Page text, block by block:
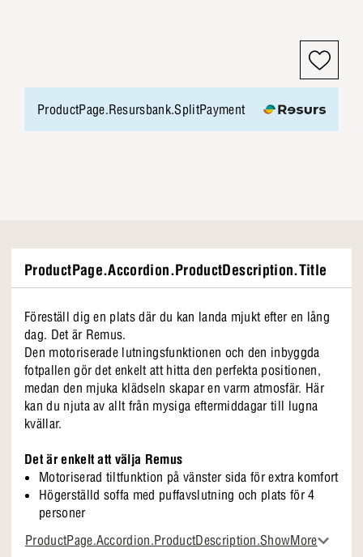
ProductPage.Resursbank.SplitPayment
ProductPage.Accordion.ProductDescription.Title
Föreställ dig en plats där du kan landa mjukt efter en lång
dag. Det är Remus.
Den motoriserade lutningsfunktionen och den inbyggda
fotpallen gör det enkelt att hitta den perfekta positionen,
medan den mjuka klädseln skapar en varm atmosfär. Här
kan du njuta av allt från mysiga eftermiddagar till lugna
kvällar.
Det är enkelt att välja Remus
Motoriserad tiltfunktion på vänster sida för extra komfort
Högerställd soffa med puffavslutning och plats för 4
personer
Stomme i svart metall
ProductPage.Accordion.ProductDescription.ShowMore